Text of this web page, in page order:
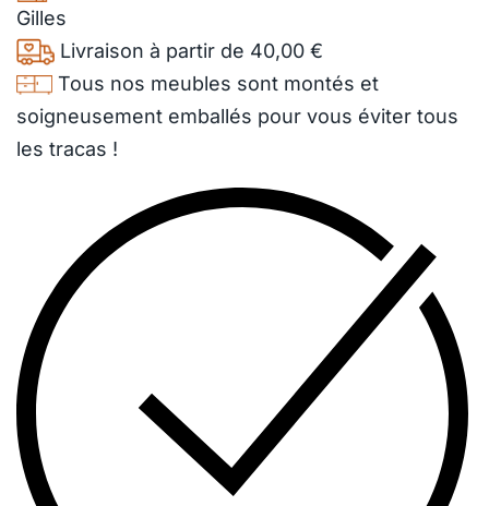
Gilles
Livraison à partir de 40,00 €
Tous nos meubles sont montés et
soigneusement emballés pour vous éviter tous
les tracas !